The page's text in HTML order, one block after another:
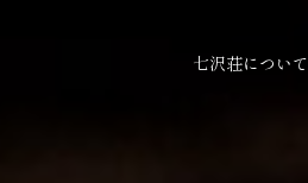
七沢荘について